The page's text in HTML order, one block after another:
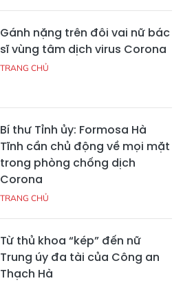
Gánh nặng trên đôi vai nữ bác
sĩ vùng tâm dịch virus Corona
TRANG CHỦ
Bí thư Tỉnh ủy: Formosa Hà
Tĩnh cần chủ động về mọi mặt
trong phòng chống dịch
Corona
TRANG CHỦ
Từ thủ khoa “kép” đến nữ
Trung úy đa tài của Công an
Thạch Hà